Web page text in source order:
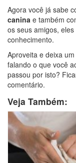
Agora você já sabe
canina e também
os seus amigos,
conhecimento.
Aproveita e deixa um
falando o que você
passou por isto?
comentário.
Veja Também: